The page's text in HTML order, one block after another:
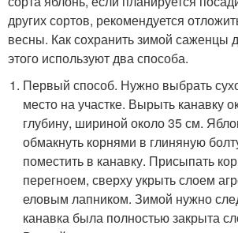
других сортов, рекомендуется
весны. Как сохранить зимой саженцы
этого используют два способа.
Первый способ. Нужно выбрать
место на участке. Вырыть канавку
глубину, шириной около 35 см.
обмакнуть корнями в глиняную
поместить в канавку. Присыпать
перегноем, сверху укрыть слоем
еловым лапником. Зимой нужно
канавка была полностью закрыта